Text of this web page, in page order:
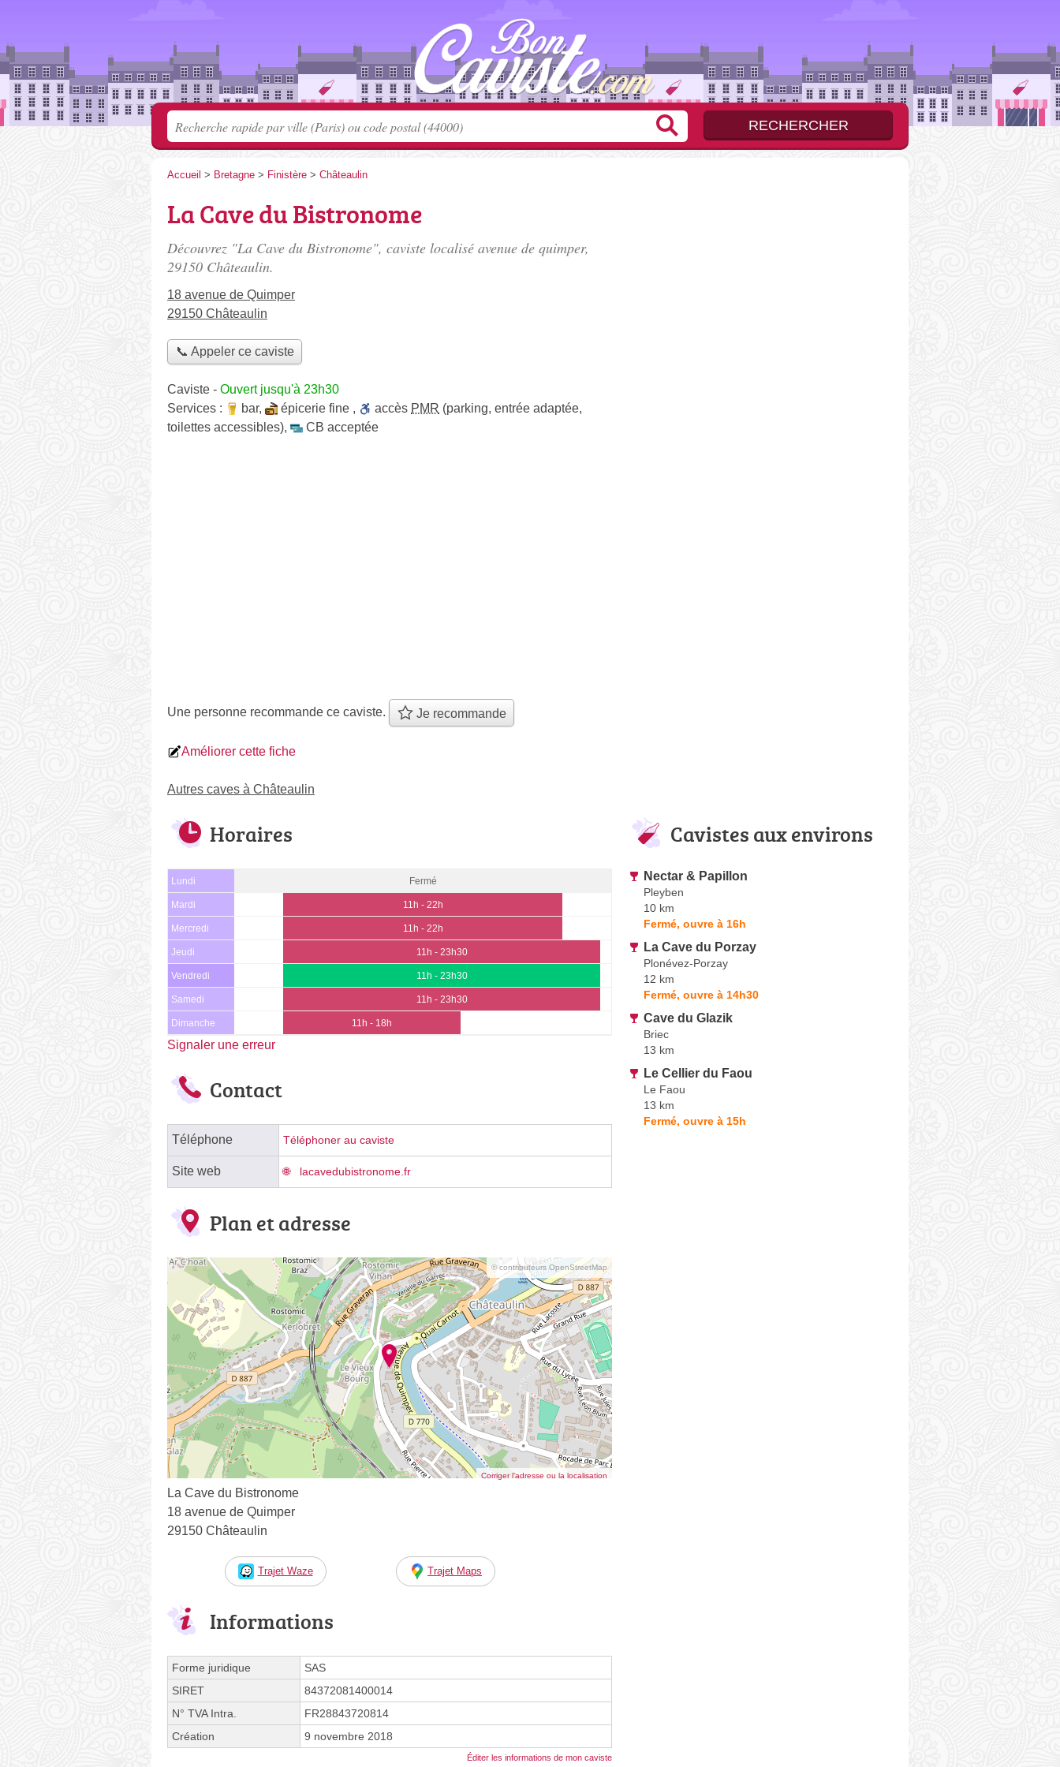
Accueil > Bretagne > Finistère > Châteaulin
La Cave du Bistronome
Découvrez "La Cave du Bistronome", caviste localisé avenue de quimper,
29150 Châteaulin.
18 avenue de Quimper
29150 Châteaulin
📞 Appeler ce caviste
Caviste - Ouvert jusqu'à 23h30
Services :
bar, épicerie fine , accès PMR (parking, entrée adaptée,
toilettes accessibles), CB acceptée
Une personne recommande ce caviste. Je recommande
Améliorer cette fiche
Autres caves à Châteaulin
Horaires
Lundi Fermé
Mardi 11h - 22h
Mercredi 11h - 22h
Jeudi 11h - 23h30
Vendredi 11h - 23h30
Samedi 11h - 23h30
Dimanche 11h - 18h
Signaler une erreur
Contact
Téléphone Téléphoner au caviste
Site web lacavedubistronome.fr
Plan et adresse
© contributeurs OpenStreetMap
Corriger l’adresse ou la localisation
La Cave du Bistronome
18 avenue de Quimper
29150 Châteaulin
Trajet Waze Trajet Maps
Informations
Forme juridique
SAS
SIRET
84372081400014
N° TVA Intra.
FR28843720814
Création
9 novembre 2018
Éditer les informations de mon caviste
Cavistes aux environs
Nectar & Papillon
Pleyben
10 km
Fermé, ouvre à 16h
La Cave du Porzay
Plonévez-Porzay
12 km
Fermé, ouvre à 14h30
Cave du Glazik
Briec
13 km
Le Cellier du Faou
Le Faou
13 km
Fermé, ouvre à 15h